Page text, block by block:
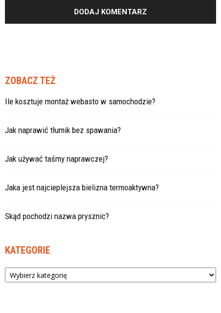
ZOBACZ TEŻ
Ile kosztuje montaż webasto w samochodzie?
Jak naprawić tłumik bez spawania?
Jak używać taśmy naprawczej?
Jaka jest najcieplejsza bielizna termoaktywna?
Skąd pochodzi nazwa prysznic?
KATEGORIE
Kategorie